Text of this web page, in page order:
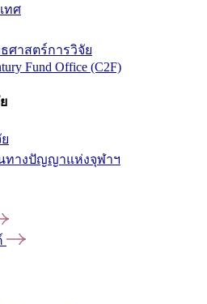
ทศ
าสตร์การวิจัย
Fund Office (C2F)
ทางปัญญาแห่งจุฬาฯ